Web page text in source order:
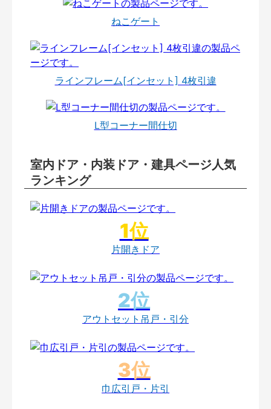
ねこゲート
ラインフレーム[インセット] 4枚引違
L型コーナー間仕切
室内ドア・内装ドア・建具ページ人気
ランキング
片開きドア
アウトセット吊戸・引分
巾広引戸・片引